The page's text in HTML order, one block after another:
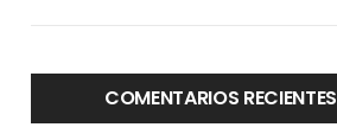
COMENTARIOS RECIENTES